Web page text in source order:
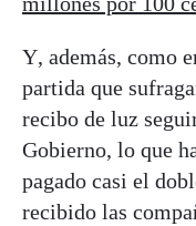
Y, además, como
partida que
recibo de luz
Gobierno, lo que
pagado casi el
recibido las